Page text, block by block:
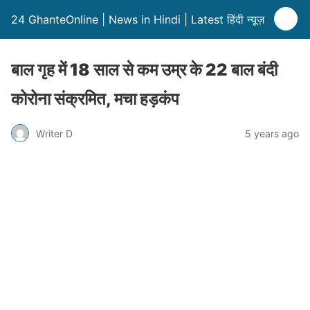
24 GhanteOnline | News in Hindi | Latest हिंदी न्यूज़
बाल गृह में 18 साल से कम उम्र के 22 बाल बंदी
कोरोना संक्रमित, मचा हड़कंप
Writer D 5 years ago